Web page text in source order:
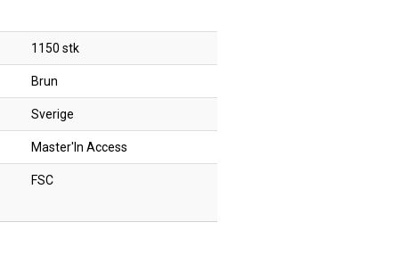
1150 stk
Brun
Sverige
Master'In Access
FSC